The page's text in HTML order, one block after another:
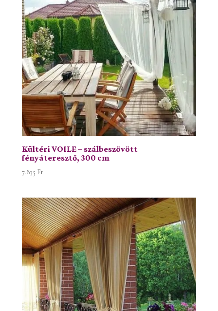
Kültéri VOILE – szálbeszövött
fényáteresztő, 300 cm
7.835 Ft